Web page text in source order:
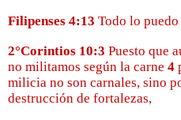
Filipenses 4:13 Todo lo
2°Corintios 10:3 Puesto que
no militamos según la carne 4
milicia no son carnales, sino
destrucción de fortalezas,